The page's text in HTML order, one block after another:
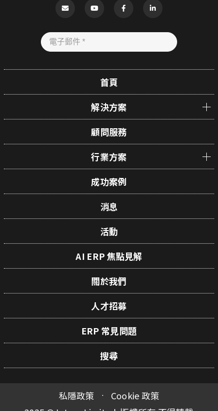
首頁
解決方案
顧問服務
行業方案
成功案例
消息
活動
AI ERP 焦點見解
關於我們
人才招募
ERP 常見問題
搜尋
私隱政策
Cookie 政策